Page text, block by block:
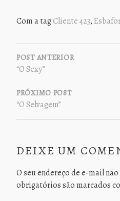
Com a tagCliente 423,
NAVEGAÇÃO
DE
POST
POST ANTERIOR
“O Sexy”
PRÓXIMO POST
“O Selvagem”
DEIXE UM
O seu endereço de e-mail
obrigatórios são marcados